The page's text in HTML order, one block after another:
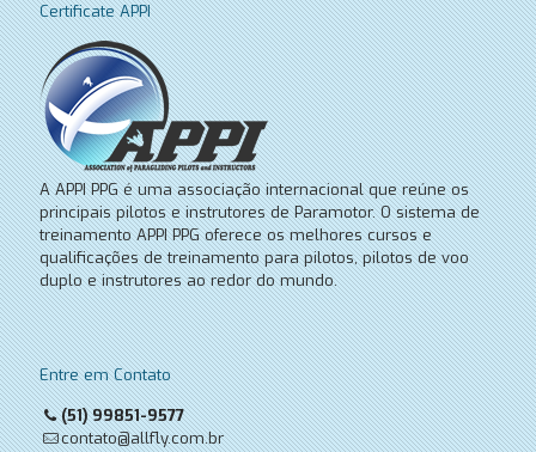
Certificate APPI
A APPI PPG é uma associação internacional que reúne os
principais pilotos e instrutores de Paramotor. O sistema de
treinamento APPI PPG oferece os melhores cursos e
qualificações de treinamento para pilotos, pilotos de voo
duplo e instrutores ao redor do mundo.
Entre em Contato
(51) 99851-9577
contato@allfly.com.br